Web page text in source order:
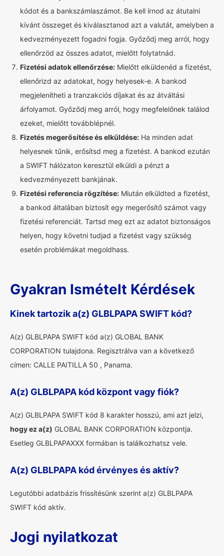
kódot és a bankszámlaszámot. Be kell írnod az átutalni
kívánt összeget és kiválasztanod azt a valutát, amelyben a
kedvezményezett fogadni fogja. Győződj meg arról, hogy
ellenőrzöd az összes adatot, mielőtt folytatnád.
Fizetési adatok ellenőrzése: Mielőtt elküldenéd a fizetést,
ellenőrizd az adatokat, hogy helyesek-e. A bankod
megjelenítheti a tranzakciós díjakat és az átváltási
árfolyamot. Győződj meg arról, hogy megfelelőnek találod
ezeket, mielőtt továbblépnél.
Fizetés megerősítése és elküldése: Ha minden adat
helyesnek tűnik, erősítsd meg a fizetést. A bankod ezután
a SWIFT hálózaton keresztül elküldi a pénzt a
kedvezményezett bankjának.
Fizetési referencia rögzítése: Miután elküldted a fizetést,
a bankod általában biztosít egy megerősítő számot vagy
fizetési referenciát. Tartsd meg ezt az adatot biztonságos
helyen, hogy követni tudjad a fizetést vagy szükség
esetén problémákat megoldhass.
Gyakran Ismételt Kérdések
Kinek tartozik a(z) GLBLPAPA SWIFT kód?
A(z) GLBLPAPA SWIFT kód a(z) GLOBAL BANK
CORPORATION tulajdona. Regisztrálva van a következő
címen: CALLE PAITILLA 50 , Panama.
A(z) GLBLPAPA kód központ vagy fiók?
A(z) GLBLPAPA SWIFT kód 8 karakter hosszú, ami azt jelzi,
hogy ez a(z) GLOBAL BANK CORPORATION központja.
Esetleg GLBLPAPAXXX formában is találkozhatsz vele.
A(z) GLBLPAPA kód érvényes és aktív?
Legutóbbi adatbázis frissítésünk szerint a(z) GLBLPAPA
SWIFT kód aktív.
Jogi nyilatkozat